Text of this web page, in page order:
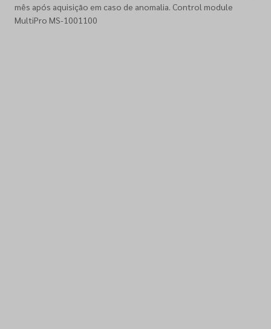
mês após aquisição em caso de anomalia. Control module
MultiPro MS-1001100